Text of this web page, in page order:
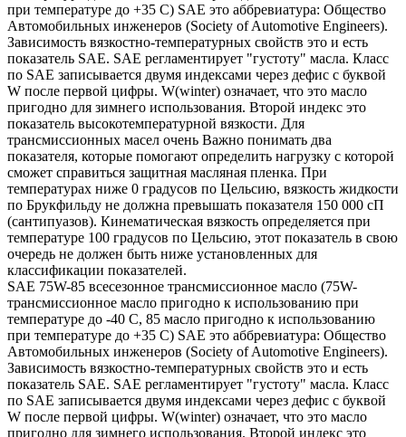
при температуре до +35 С) SAE это аббревиатура: Общество
Автомобильных инженеров (Society of Automotive Engineers).
Зависимость вязкостно-температурных свойств это и есть
показатель SAE. SAE регламентирует "густоту" масла. Класс
по SAE записывается двумя индексами через дефис с буквой
W после первой цифры. W(winter) означает, что это масло
пригодно для зимнего использования. Второй индекс это
показатель высокотемпературной вязкости. Для
трансмиссионных масел очень Важно понимать два
показателя, которые помогают определить нагрузку с которой
сможет справиться защитная масляная пленка. При
температурах ниже 0 градусов по Цельсию, вязкость жидкости
по Брукфильду не должна превышать показателя 150 000 сП
(сантипуазов). Кинематическая вязкость определяется при
температуре 100 градусов по Цельсию, этот показатель в свою
очередь не должен быть ниже установленных для
классификации показателей.
SAE 75W-85 всесезонное трансмиссионное масло (75W-
трансмиссионное масло пригодно к использованию при
температуре до -40 С, 85 масло пригодно к использованию
при температуре до +35 С) SAE это аббревиатура: Общество
Автомобильных инженеров (Society of Automotive Engineers).
Зависимость вязкостно-температурных свойств это и есть
показатель SAE. SAE регламентирует "густоту" масла. Класс
по SAE записывается двумя индексами через дефис с буквой
W после первой цифры. W(winter) означает, что это масло
пригодно для зимнего использования. Второй индекс это